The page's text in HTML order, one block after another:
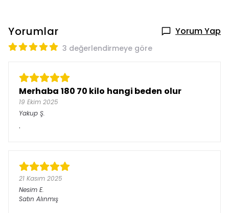
Yorumlar Yorum Yap
3 değerlendirmeye göre
Merhaba 180 70 kilo hangi beden olur
19 Ekim 2025
Yakup Ş.
.
21 Kasım 2025
Nesim E.
Satın Alınmış